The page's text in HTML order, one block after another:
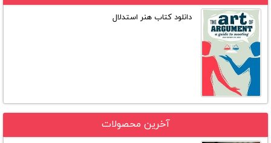
دانلود کتاب هنر استدلال
آخرین محصولات